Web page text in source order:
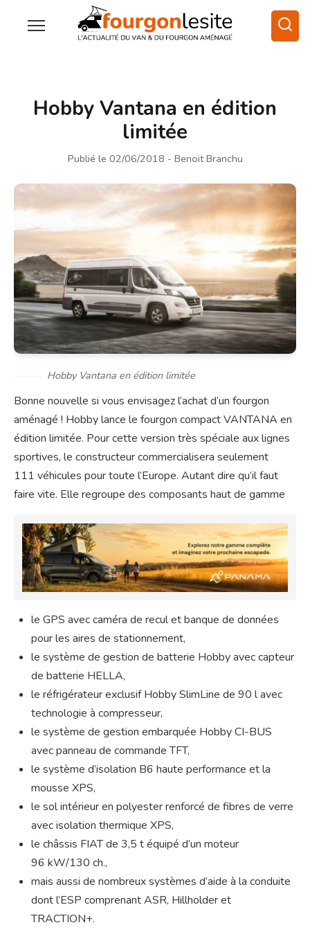
Hobby Vantana en édition
limitée
Publié le 02/06/2018 - Benoit Branchu
Hobby Vantana en édition limitée
Bonne nouvelle si vous envisagez l’achat d’un fourgon
aménagé ! Hobby lance le fourgon compact VANTANA en
édition limitée. Pour cette version très spéciale aux lignes
sportives, le constructeur commercialisera seulement
111 véhicules pour toute l’Europe. Autant dire qu’il faut
faire vite. Elle regroupe des composants haut de gamme
le GPS avec caméra de recul et banque de données
pour les aires de stationnement,
le système de gestion de batterie Hobby avec capteur
de batterie HELLA,
le réfrigérateur exclusif Hobby SlimLine de 90 l avec
technologie à compresseur,
le système de gestion embarquée Hobby CI-BUS
avec panneau de commande TFT,
le système d’isolation B6 haute performance et la
mousse XPS,
le sol intérieur en polyester renforcé de fibres de verre
avec isolation thermique XPS,
le châssis FIAT de 3,5 t équipé d’un moteur
96 kW/130 ch.,
mais aussi de nombreux systèmes d’aide à la conduite
dont l’ESP comprenant ASR, Hillholder et
TRACTION+.